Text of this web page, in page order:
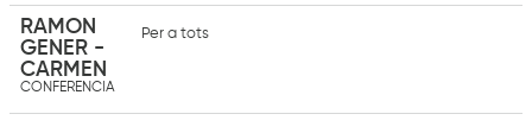
RAMON
GENER -
CARMEN
CONFERENCIA
Per a tots